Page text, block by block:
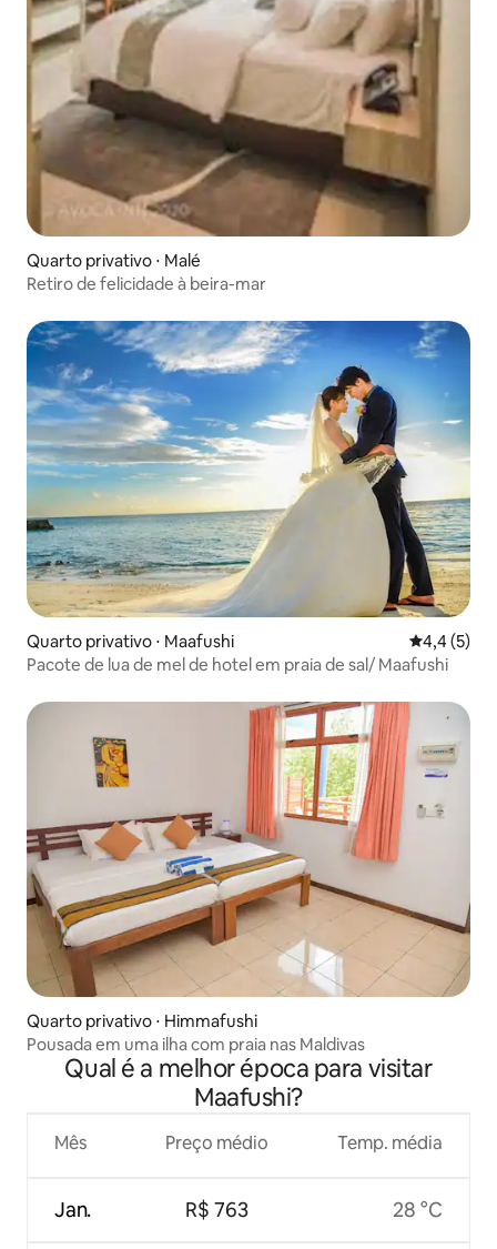
Quarto privativo ⋅ Malé
Retiro de felicidade à beira-mar
Quarto privativo ⋅ Maafushi 4,4 de
4,4 (5)
Pacote de lua de mel de hotel em praia de sal/ Maafushi
Quarto privativo ⋅ Himmafushi
Pousada em uma ilha com praia nas Maldivas
Qual é a melhor época para visitar
Maafushi?
Mês
Jan.
Preço médio
R$ 763
Temp. média
28 °C